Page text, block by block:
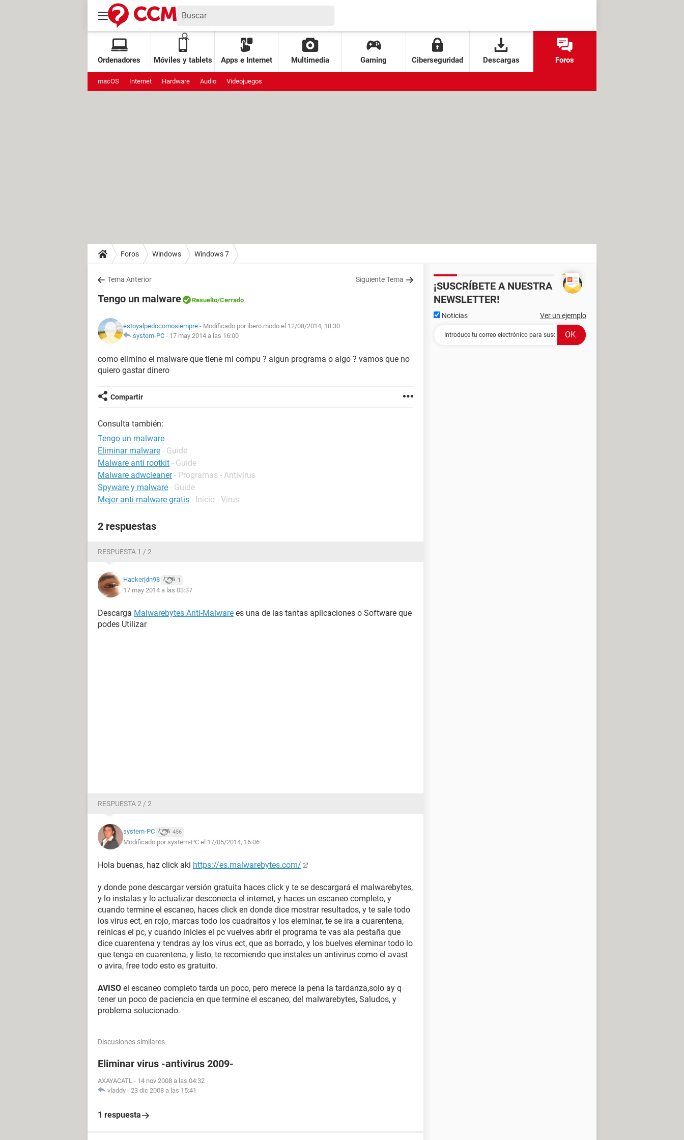
Ordenadores Móviles y tablets Apps e Internet Multimedia Gaming Ciberseguridad Descargas Foros
macOS Internet Hardware Audio Videojuegos
Foros Windows Windows 7
Tema Anterior Siguiente Tema
Tengo un malware Resuelto/Cerrado
estoyalpedocomosiempre - Modificado por ibero.modo el 12/08/2014, 18:30
system-PC - 17 may 2014 a las 16:00
como elimino el malware que tiene mi compu ? algun programa o algo ? vamos que no
quiero gastar dinero
Compartir
Consulta también:
Tengo un malware
Eliminar malware - Guide
Malware anti rootkit - Guide
Malware adwcleaner - Programas - Antivirus
Spyware y malware - Guide
Mejor anti malware gratis - Inicio - Virus
2 respuestas
RESPUESTA 1 / 2
Hackerjdn98 1
17 may 2014 a las 03:37
Descarga Malwarebytes Anti-Malware es una de las tantas aplicaciones o Software que
podes Utilizar
RESPUESTA 2 / 2
system-PC 456
Modificado por system-PC el 17/05/2014, 16:06
Hola buenas, haz click aki https://es.malwarebytes.com/
y donde pone descargar versión gratuita haces click y te se descargará el malwarebytes,
y lo instalas y lo actualizar desconecta el internet, y haces un escaneo completo, y
cuando termine el escaneo, haces click en donde dice mostrar resultados, y te sale todo
los virus ect, en rojo, marcas todo los cuadraitos y los eleminar, te se ira a cuarentena,
reinicas el pc, y cuando inicies el pc vuelves abrir el programa te vas ala pestaña que
dice cuarentena y tendras ay los virus ect, que as borrado, y los buelves eleminar todo lo
que tenga en cuarentena, y listo, te recomiendo que instales un antivirus como el avast
o avira, free todo esto es gratuito.
AVISO el escaneo completo tarda un poco, pero merece la pena la tardanza,solo ay q
tener un poco de paciencia en que termine el escaneo, del malwarebytes, Saludos, y
problema solucionado.
Discusiones similares
Eliminar virus -antivirus 2009-
AXAYACATL - 14 nov 2008 a las 04:32
vladdy - 23 dic 2008 a las 15:41
1 respuesta
¡SUSCRÍBETE A NUESTRA
NEWSLETTER!
Noticias Ver un ejemplo